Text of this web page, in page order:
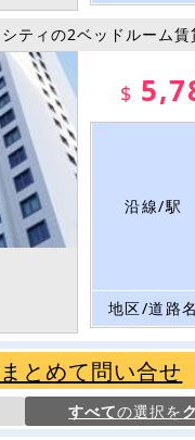
ティの2ベッドルーム
$
沿線/駅
地区/道路
とめて問い合せ
すべての選択を